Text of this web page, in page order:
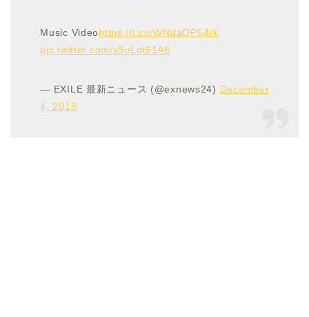
Music Videohttps://t.co/WNdaOP54rk
pic.twitter.com/x9uLot61A8
— EXILE 最新ニュース (@exnews24) December
4, 2018